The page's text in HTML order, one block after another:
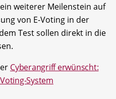
weiterer Meilenstein auf
von E-Voting in der
Test sollen direkt in die
Cyberangriff erwünscht:
System